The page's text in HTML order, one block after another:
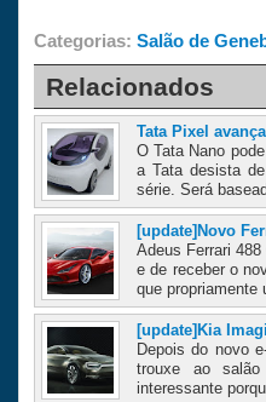
Categorias: Salão de
Relacionados
Tata Pixel avança
O Tata Nano
a Tata desista
série. Será
[update]Novo
Adeus Ferrari
e de receber o
que propriamente
[update]Kia
Depois do novo
trouxe ao
interessante